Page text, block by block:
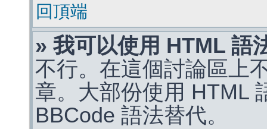
回頂端
» 我可以使用 HTML 語
不行。在這個討論區上
章。大部份使用 HTML
BBCode 語法替代。